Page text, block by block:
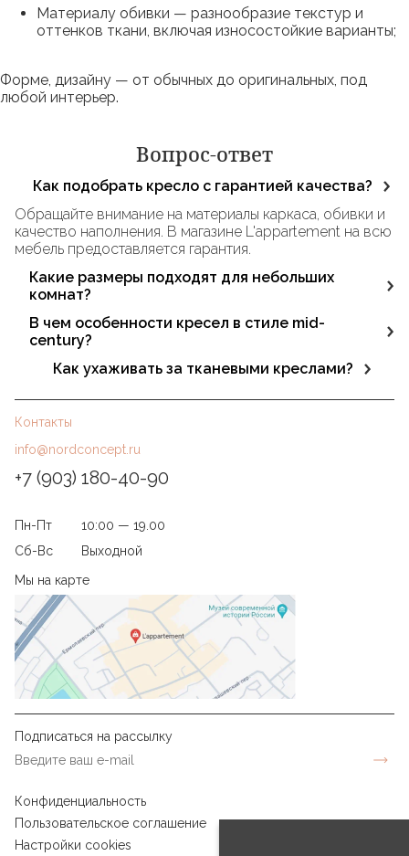
Материалу обивки — разнообразие текстур и
оттенков ткани, включая износостойкие варианты;
Форме, дизайну — от обычных до оригинальных, под
любой интерьер.
Вопрос-ответ
Как подобрать кресло с гарантией качества?
Обращайте внимание на материалы каркаса, обивки и
качество наполнения. В магазине L'appartement на всю
мебель предоставляется гарантия.
Какие размеры подходят для небольших
комнат?
Модели с шириной до 80-90 см и небольшой
глубиной, чтобы кресло не занимало лишнее
В чем особенности кресел в стиле mid-
century?
Это простота форм, минимализм в дизайне, удобная
Как ухаживать за тканевыми креслами?
Регулярно чистите мягкую обивку щёткой или
пылесосом. При необходимости используйте
специальные средства для удаления пятен, а модели с
съёмными чехлами легко стираются.
Контакты
info@nordconcept.ru
+7 (903) 180-40-90
Пн-Пт
10:00 — 19.00
Сб-Вс
Выходной
Мы на карте
Подписаться на рассылку
Конфиденциальность
Пользовательское соглашение
Настройки cookies